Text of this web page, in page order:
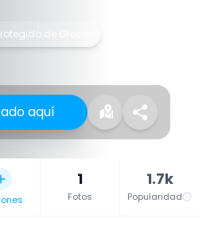
de Grecia
aquí
1
Fotos
1.7k
Popularidad